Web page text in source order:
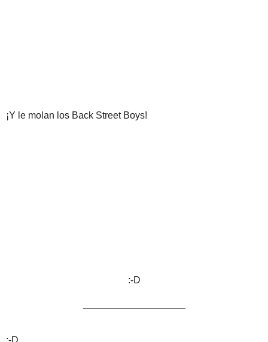
¡Y le molan los Back Street Boys!
:-D
:-D